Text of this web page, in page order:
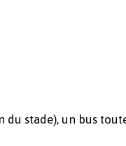
du stade), un bus